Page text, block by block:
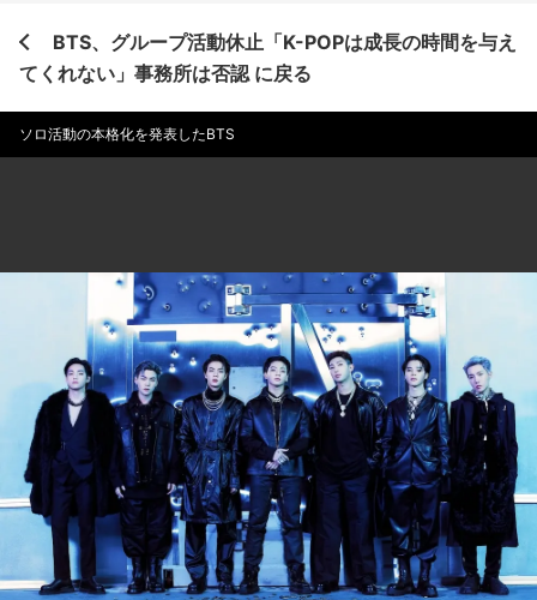
BTS、グループ活動休止「K-POPは成長の時間を与え
てくれない」事務所は否認 に戻る
ソロ活動の本格化を発表したBTS